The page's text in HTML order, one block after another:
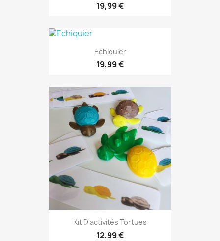
19,99 €
Echiquier
19,99 €
Kit D'activités Tortues
12,99 €